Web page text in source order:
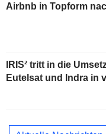
Airbnb in Topform
IRIS² tritt in die
Eutelsat und Indra in